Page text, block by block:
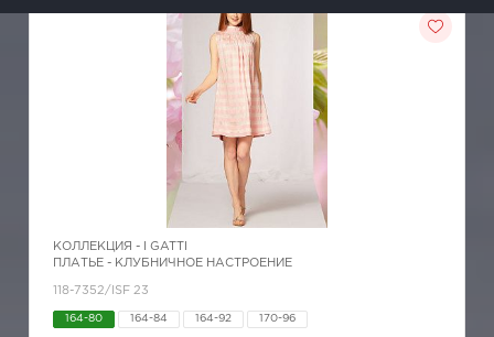
КОЛЛЕКЦИЯ -
I GATTI
ПЛАТЬЕ - КЛУБНИЧНОЕ НАСТРОЕНИЕ
118-7352/ISF 23
164-80 164-84 164-92 170-96